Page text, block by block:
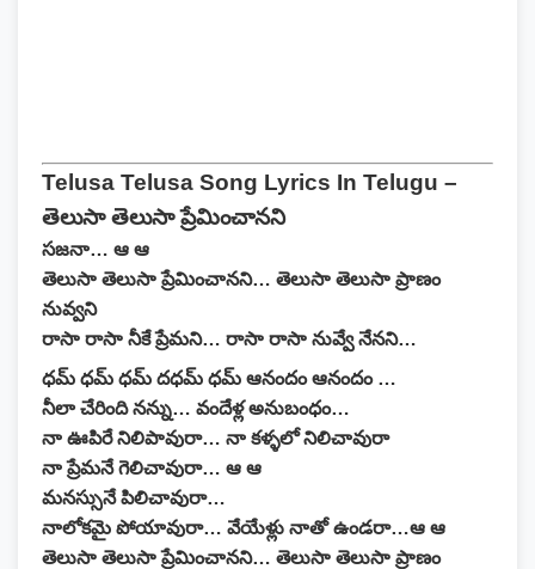
Telusa Telusa Song Lyrics In Telugu –
తెలుసా తెలుసా ప్రేమించానని
సజనా… ఆ ఆ
తెలుసా తెలుసా ప్రేమించానని… తెలుసా తెలుసా ప్రాణం
నువ్వని
రాసా రాసా నీకే ప్రేమని… రాసా రాసా నువ్వే నేనని…
ధమ్ ధమ్ ధమ్ దధమ్ ధమ్ ఆనందం ఆనందం …
నీలా చేరింది నన్ను… వందేళ్ల అనుబంధం…
నా ఊపిరే నిలిపావురా… నా కళ్ళలో నిలిచావురా
నా ప్రేమనే గెలిచావురా… ఆ ఆ
మనస్సునే పిలిచావురా…
నాలోకమై పోయావురా… వేయేళ్లు నాతో ఉండరా…ఆ ఆ
తెలుసా తెలుసా ప్రేమించానని… తెలుసా తెలుసా ప్రాణం